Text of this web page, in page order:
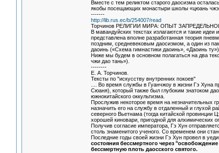
Вместе с тем реликтом старого даосизма
якобы посещающих монастыри школы «цюань
-------
http://lib.rus.ec/b/254007/read
Тоpчинов РЕЛИГИИ МИPА: ОПЫТ ЗАПPЕДЕЛЬНОГО
В мавандуйских текстах излагаются и такие
представлена вполне разработанная теория
поздним, средневековым даосизмом, а один из
даоинь («Схема гимнастики даоинь», «Даоинь
Ниже мы будем в основном полагаться на два
чжи дао тань»).
--------
Е. А. Торчинов.
Тексты по "искусству внутренних покоев"
.... Во время службы в Гуанчжоу в жизни Гэ Хуна
Сюаня), который также был глубоким знатоком
южнокитайского оккультизма.
Прослужив некоторое время на незначительных
назначить его на службу в отдаленный и глухой
северного Вьетнама (тогда китайской
хорошей киновари, пригодной для алхимических
Получив согласие императора, Гэ Хун
столь знаменитого ученого. Со временем они
Последние годы своей жизни Гэ Хун провел в
состояния бессмертного через
бессмертную плоть даосского святого.